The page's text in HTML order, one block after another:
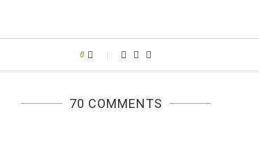
0
70 COMMENTS